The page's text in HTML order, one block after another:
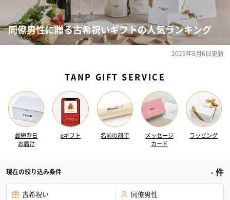
同僚男性に贈る古希祝いギフトの人気ランキング
2026年8月6日更新
TANP GIFT SERVICE
最短翌日
お届け
eギフト 名前の刻印
メッセージ
カード
ラッピング
現在の絞り込み条件 -件
古希祝い 同僚男性